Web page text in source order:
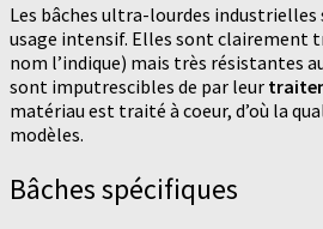
Les bâches ultra-lourdes industrielles
usage intensif. Elles sont clairement
nom l’indique) mais très résistantes
sont imputrescibles de par leur
matériau est traité à coeur, d’où la
modèles.
Bâches spécifiques